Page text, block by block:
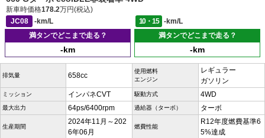
新車時価格178.2万円(税込)
JC08
-km/L 10・15
-km/L
満タンでどこまで走る？
-km
満タンでどこまで走る？
-km
排気量 658cc
使用燃料
エンジン
レギュラー
ガソリン
ミッション インパネCVT 駆動方式 4WD
最大出力 64ps/6400rpm 過給器（ターボ） ターボ
生産期間
2024年11月～202
6年06月
燃費性能
R12年度燃費基準6
5%達成